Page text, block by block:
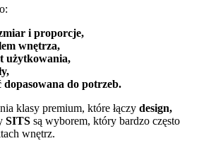
i proporcje,
wnętrza,
użytkowania,
do potrzeb.
klasy premium, które łączy design,
SITS są wyborem, który bardzo często
wnętrz.